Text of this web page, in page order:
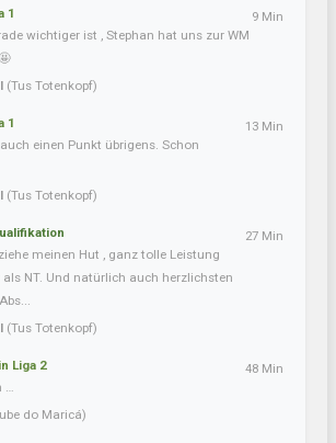
1
wichtiger ist , Stephan hat uns zur WM
(Tus Totenkopf)
9 Min
1
einen Punkt übrigens. Schon
(Tus Totenkopf)
13 Min
meinen Hut , ganz tolle Leistung
als NT. Und natürlich auch herzlichsten
(Tus Totenkopf)
27 Min
Liga 2
…
do Maricá)
48 Min